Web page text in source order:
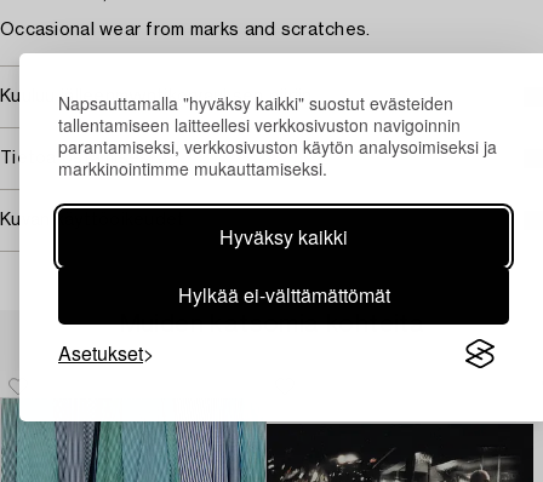
Napsauttamalla "hyväksy kaikki" suostut evästeiden
tallentamiseen laitteellesi verkkosivuston navigoinnin
parantamiseksi, verkkosivuston käytön analysoimiseksi ja
markkinointimme mukauttamiseksi.
Hyväksy kaikki
Hylkää ei-välttämättömät
Asetukset
Occasional wear from marks and scratches.
Kuuluu jälleenmyyntikorvauksen piiriin
Tietoa ostamisesta
Kuvan käyttöoikeudet
Muiden katsomia kohteita